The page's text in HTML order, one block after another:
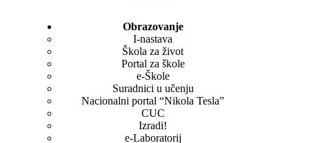
Obrazovanje
I-nastava
Škola za život
Portal za škole
e-Škole
Suradnici u učenju
Nacionalni portal “Nikola Tesla”
CUC
Izradi!
e-Laboratorij